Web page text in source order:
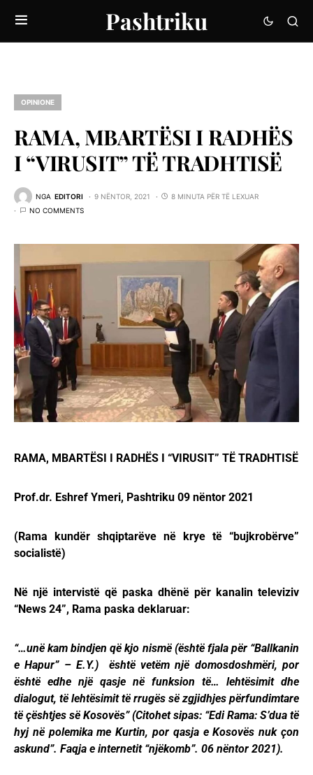
Pashtriku
OPINIONE
RAMA, MBARTËSI I RADHËS
I “VIRUSIT” TË TRADHTISË
NGA EDITORI 9 NËNTOR, 2021
8 MINUTA PËR TË LEXUAR
NO COMMENTS
RAMA, MBARTËSI I RADHËS I “VIRUSIT” TË TRADHTISË
Prof.dr. Eshref Ymeri, Pashtriku 09 nëntor 2021
(Rama kundër shqiptarëve në krye të “bujkrobërve”
socialistë)
Në një intervistë që paska dhënë për kanalin televiziv
“News 24”, Rama paska deklaruar:
“…unë kam bindjen që kjo nismë (është fjala për “Ballkanin
e Hapur” – E.Y.) është vetëm një domosdoshmëri, por
është edhe një qasje në funksion të… lehtësimit dhe
dialogut, të lehtësimit të rrugës së zgjidhjes përfundimtare
të çështjes së Kosovës” (Citohet sipas: “Edi Rama: S’dua të
hyj në polemika me Kurtin, por qasja e Kosovës nuk çon
askund”. Faqja e internetit “njëkomb”. 06 nëntor 2021).